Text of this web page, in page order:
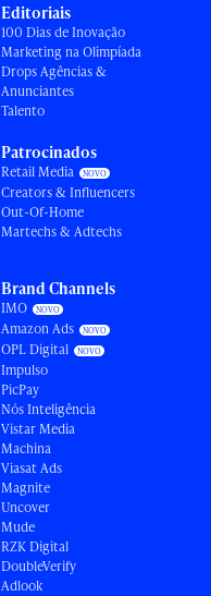
Editoriais
100 Dias de Inovação
Marketing na Olimpíada
Drops Agências &
Anunciantes
Talento
Patrocinados
Retail Media
Creators & Influencers
Out-Of-Home
Martechs & Adtechs
Brand Channels
IMO
Amazon Ads
OPL Digital
Impulso
PicPay
Nós Inteligência
Vistar Media
Machina
Viasat Ads
Magnite
Uncover
Mude
RZK Digital
DoubleVerify
Adlook